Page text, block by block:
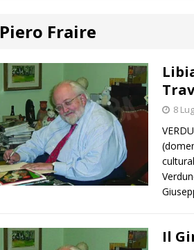
[ 6 Agosto 2026 ]
[ 6 Agosto 2026 ]
planetario sulla collina di
[ 6 Agosto 2026 ]
dell’Alba 7
ALBA
[ 6 Agosto 2026 ]
Palio
ALTRE
terra e la comunità
Piero Fraire
8
Il